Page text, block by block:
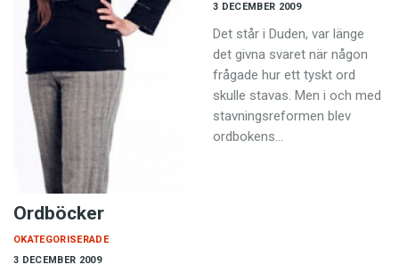
Ordböcker
3 DECEMBER 2009
OKATEGORISERADE
3 DECEMBER 2009
Det står i Duden, var länge
det givna svaret när någon
frågade hur ett tyskt ord
skulle stavas. Men i och med
stavningsreformen blev
ordbokens…